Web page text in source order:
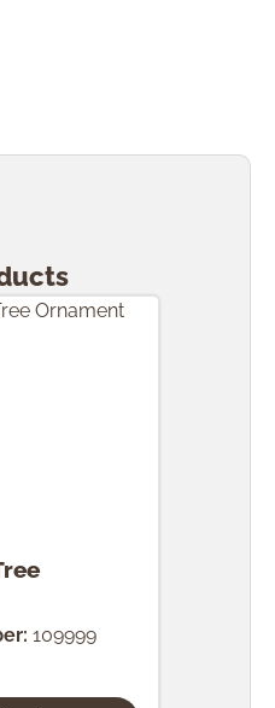
109999